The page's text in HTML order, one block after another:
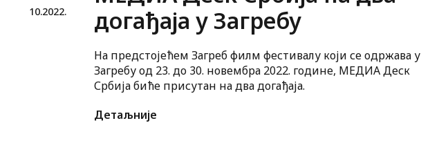
10.2022.
догађаја у Загребу
На предстојећем Загреб филм фестивалу који се одржава у
Загребу од 23. до 30. новембра 2022. године, МЕДИА Деск
Србија биће присутан на два догађаја.
Детаљније